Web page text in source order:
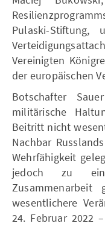
Pulaski-Stiftung,
Vereinigten
der europäischen
Botschafter
militärische
Beitritt nicht
Nachbar
Wehrfähigkeit
jedoch zu
wesentlichere
24. Februar 2022